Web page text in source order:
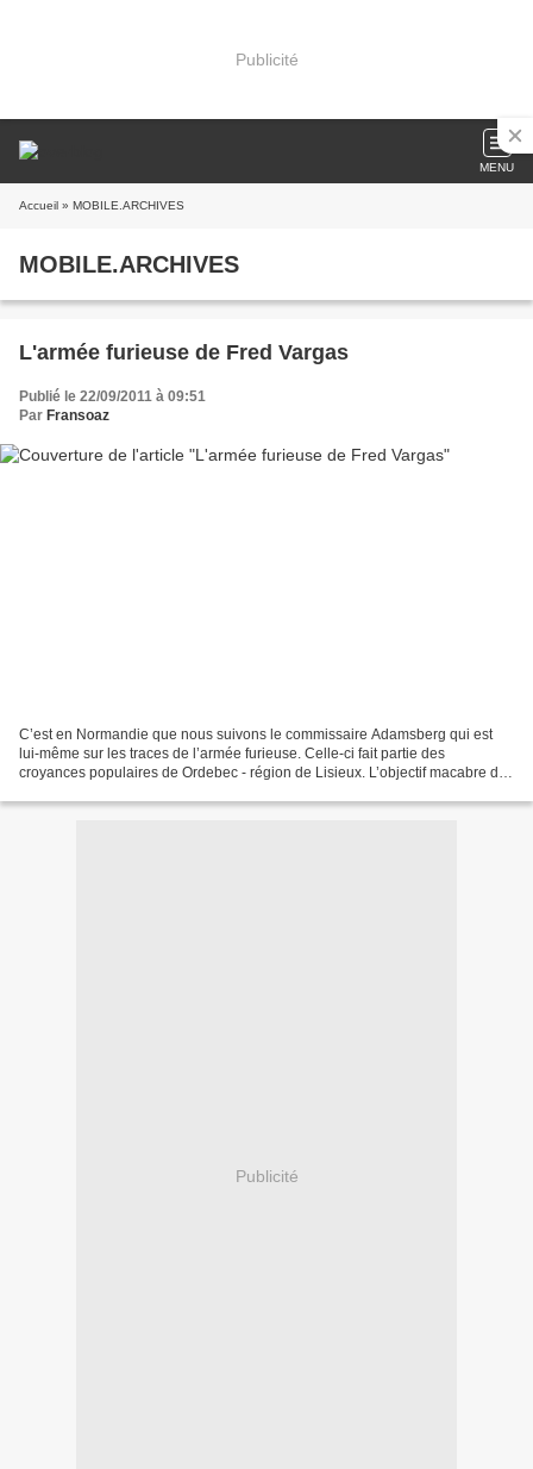
Publicité
MENU
Accueil » MOBILE.ARCHIVES
MOBILE.ARCHIVES
L'armée furieuse de Fred Vargas
Publié le 22/09/2011 à 09:51
Par Fransoaz
C’est en Normandie que nous suivons le commissaire Adamsberg qui est
lui-même sur les traces de l’armée furieuse. Celle-ci fait partie des
croyances populaires de Ordebec - région de Lisieux. L’objectif macabre de
Publicité